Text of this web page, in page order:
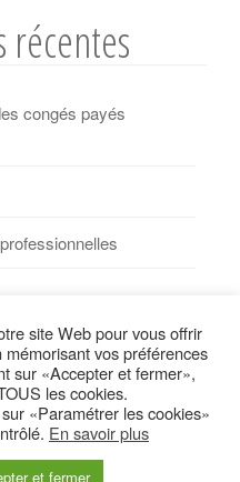
congés payés
métallurgie
Politique de confidentialité
site Web pour vous offrir
vos préférences
sur «Accepter et fermer»,
les cookies.
«Paramétrer les cookies»
En savoir plus
et fermer